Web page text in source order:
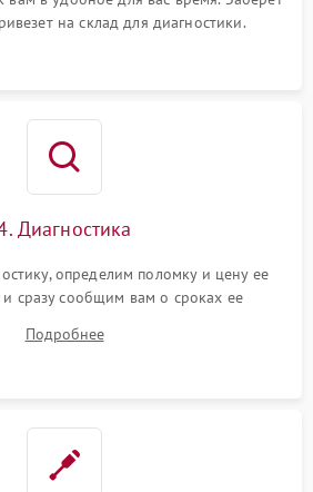
на склад для диагностики.
Диагностика
определим поломку и цену ее
и сразу сообщим вам о сроках ее
Подробнее